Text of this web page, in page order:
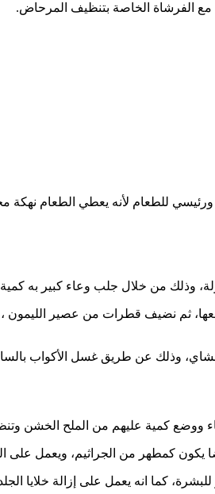
الفرشاة الخاصة بتنظيف المرحاض.
للطعام لأنه يعطي الطعام
وذلك من خلال جلب وعاء كبير به
وذلك عن طريق غسل الأكواب
ووضع كمية عليهم من الملح الخشن
يكون كمطهر من الجراثيم، ويعمل
كما انه يعمل على إزالة خلايا الجلد